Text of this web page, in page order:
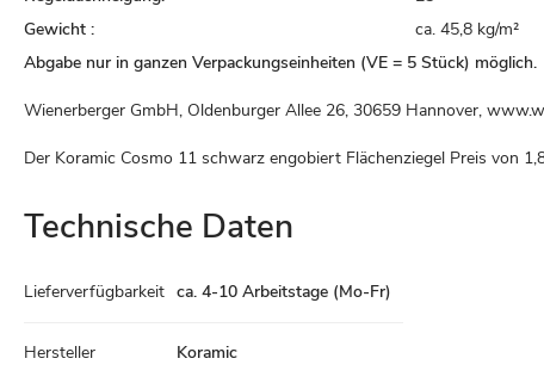
Gewicht :
ca. 45,8 kg/m²
Abgabe nur in ganzen Verpackungseinheiten (VE = 5 Stück) möglich.
Wienerberger GmbH, Oldenburger Allee 26, 30659 Hannover,
Der Koramic Cosmo 11 schwarz engobiert Flächenziegel Preis von
Technische Daten
Daten
Lieferverfügbarkeit ca. 4-10 Arbeitstage (Mo-Fr)
Hersteller Koramic